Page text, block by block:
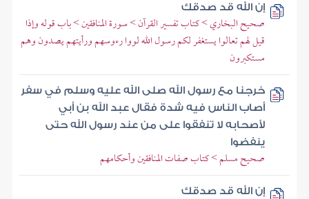
إن الله قد صدقك
صحيح البخاري > كتاب تفسير القرآن > سورة المنافقين > باب قوله وإذا
قيل لهم تعالوا يستغفر لكم رسول الله لووا رءوسهم ورأيتهم يصدون وهم
مستكبرون
خرجنا مع رسول الله صلى الله عليه وسلم في سفر
أصاب الناس فيه شدة فقال عبد الله بن أبي
لأصحابه لا تنفقوا على من عند رسول الله حتى
ينفضوا
صحيح مسلم > كتاب صفات المنافقين وأحكامهم
إن الله قد صدقك